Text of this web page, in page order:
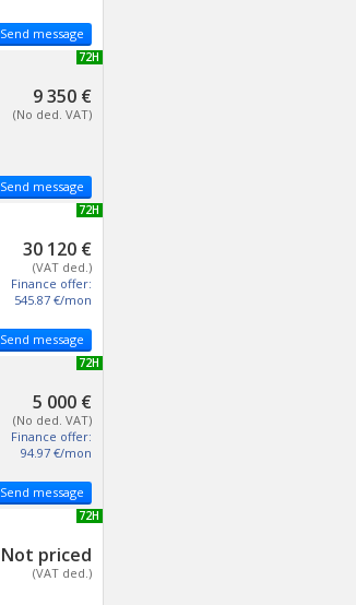
Send message
NEW 72H
9 350 €
(No ded. VAT)
Send message
NEW 72H
30 120 €
(VAT ded.)
Finance offer:
545.87 €/mon
Send message
NEW 72H
5 000 €
(No ded. VAT)
Finance offer:
94.97 €/mon
Send message
NEW 72H
Not priced
(VAT ded.)